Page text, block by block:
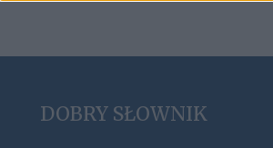
DOBRY SŁOWNIK